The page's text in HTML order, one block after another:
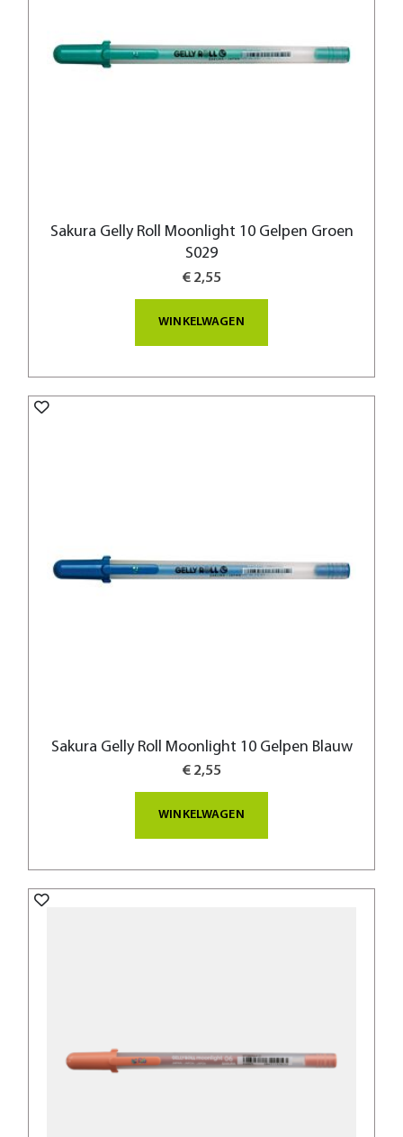
Sakura Gelly Roll Moonlight 10 Gelpen Groen
S029
€ 2,55
WINKELWAGEN
Sakura Gelly Roll Moonlight 10 Gelpen Blauw
€ 2,55
WINKELWAGEN